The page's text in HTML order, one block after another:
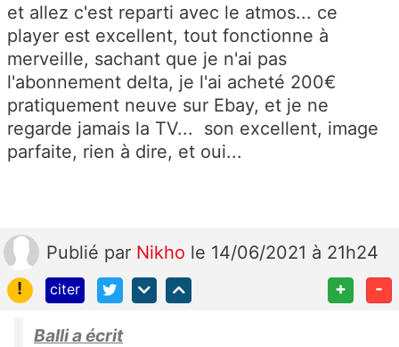
et allez c'est reparti avec le atmos... ce
player est excellent, tout fonctionne à
merveille, sachant que je n'ai pas
l'abonnement delta, je l'ai acheté 200€
pratiquement neuve sur Ebay, et je ne
regarde jamais la TV... son excellent, image
parfaite, rien à dire, et oui...
Publié par Nikho le 14/06/2021 à 21h24
!
citer + -
Balli a écrit